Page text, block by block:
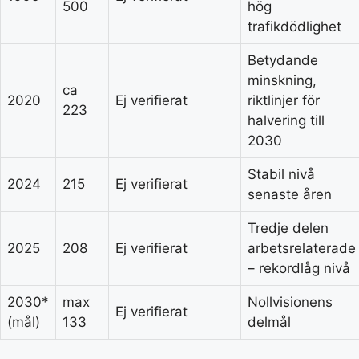
500
hög
trafikdödlighet
2020
ca
223
Ej verifierat
Betydande
minskning,
riktlinjer för
halvering till
2030
2024 215 Ej verifierat
Stabil nivå
senaste åren
2025 208 Ej verifierat
Tredje delen
arbetsrelaterade
– rekordlåg nivå
2030*
(mål)
max
133
Ej verifierat
Nollvisionens
delmål